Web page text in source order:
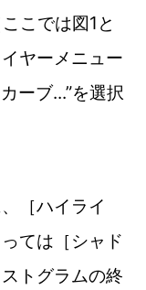
こでは図1と
ヤーメニュー
ーブ...”を選択
［ハイライ
ては［シャド
トグラムの終